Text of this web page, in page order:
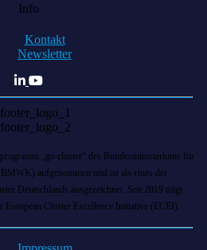
Info
Kontakt
Newsletter
„go cluster“ des Bundesministeriums für
aufgenommen und ist als eines der
Deutschlands ausgezeichnet. Seit 2019 trägt
Cluster Excellence Initiative (ECEI).